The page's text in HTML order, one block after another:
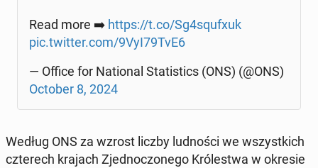
Read more ➡️ https://t.co/Sg4squfxuk
pic.twitter.com/9VyI79TvE6
— Office for Na­tio­nal Sta­ti­stics (ONS) (@ONS)
October 8, 2024
Według ONS za wzrost liczby lud­no­ści we wszyst­kich
czte­rech krajach Zjed­no­czo­ne­go Kró­le­stwa w okresie